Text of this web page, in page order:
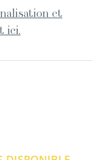
et
ici.